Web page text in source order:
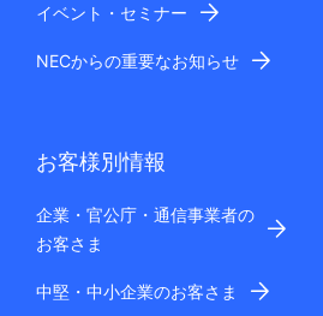
イベント・セミナー
NECからの重要なお知らせ
お客様別情報
企業・官公庁・通信事業者の
お客さま
中堅・中小企業のお客さま